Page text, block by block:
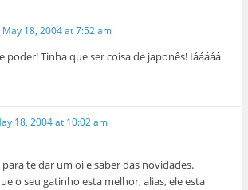
May 18, 2004 at 7:52 am
poder! Tinha que ser coisa de japonês! Iááááá
18, 2004 at 10:02 am
para te dar um oi e saber das novidades.
o seu gatinho esta melhor, alias, ele esta